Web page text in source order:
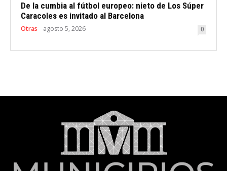
De la cumbia al fútbol europeo: nieto de Los Súper
Caracoles es invitado al Barcelona
Otras agosto 5, 2026 0